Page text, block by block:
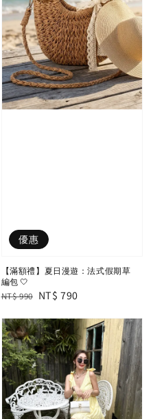
優惠
【滿額禮】夏日漫遊：法式假期草
編包 🤍
Regular
NT$ 990 Sale
NT$ 790